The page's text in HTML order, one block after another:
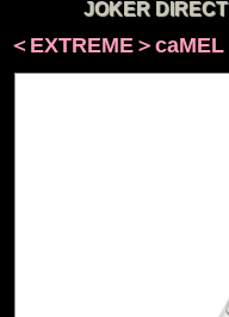
JOKER DIRECT
＜EXTREME＞caMEL